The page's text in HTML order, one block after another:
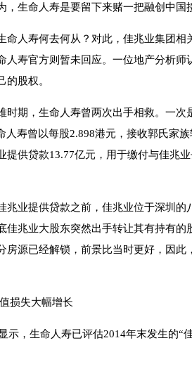
，生命人寿是要留下来赌一把融创中
命人寿何去何从？对此，佳兆业集团
人寿官方则暂未回应。一位地产分析
的股权。
时期，生命人寿曾两次出手相救。一
人寿曾以每股2.898港元，接收郭氏家
提供贷款13.77亿元，用于缴付与佳兆
兆业提供贷款之前，佳兆业位于深圳的
佳兆业大股东突然出手转让其有持有
房源已经解锁，前景比当时更好，因
损失大幅增长
示，生命人寿已评估2014年末发生的“